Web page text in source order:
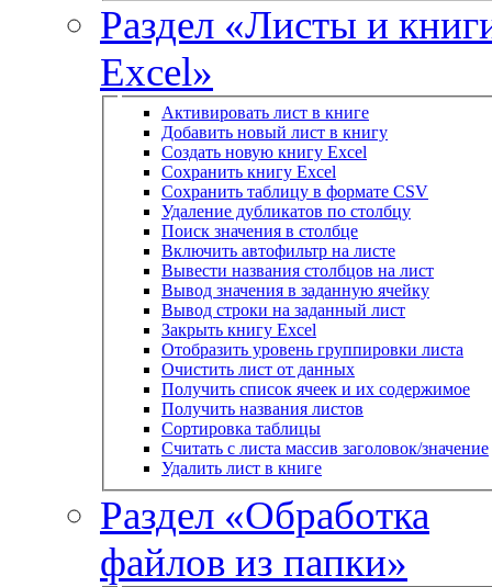
Раздел «Листы и
Excel»
Активировать лист в книге
Добавить новый лист в книгу
Создать новую книгу Excel
Сохранить книгу Excel
Сохранить таблицу в формате CSV
Удаление дубликатов по столбцу
Поиск значения в столбце
Включить автофильтр на листе
Вывести названия столбцов на лист
Вывод значения в заданную ячейку
Вывод строки на заданный лист
Закрыть книгу Excel
Отобразить уровень группировки листа
Очистить лист от данных
Получить список ячеек и их содержимое
Получить названия листов
Сортировка таблицы
Считать с листа массив заголовок/значение
Удалить лист в книге
Раздел «Обработка
файлов из папки»